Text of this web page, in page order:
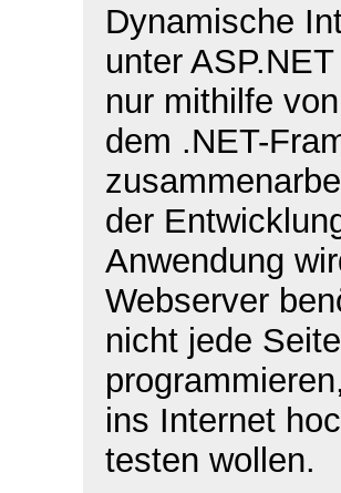
Dynamische
unter
nur mithilfe
dem .NET-
der
Anwendung
Webserver
nicht jede
ins Internet
testen wollen.